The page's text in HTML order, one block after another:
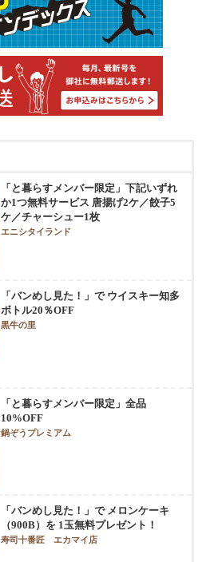
「と暮らすメンバー限定」下記いずれ
か1つ無料サービス 唐揚げ2ケ／餃子5
ケ／チャーシュー1枚
エニシタイランド
「バンめし見た！」で ウイスキー知多
ボトル20％OFF
黒牛の里
「と暮らすメンバー限定」全品
10%OFF
鍋ぞうプレミアム
「バンめし見た！」で メロンケーキ
（900B）を 1玉無料プレゼント！
寿司十番匠 エカマイ店